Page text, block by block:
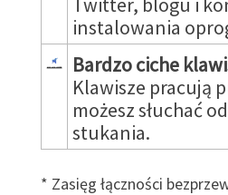
instalowania
Bardzo ciche
Klawisze pracują
możesz słuchać
stukania.
* Zasięg łączności